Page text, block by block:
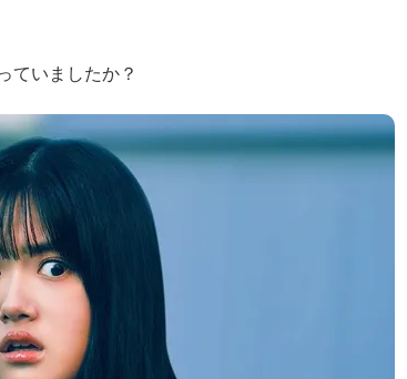
いましたか？